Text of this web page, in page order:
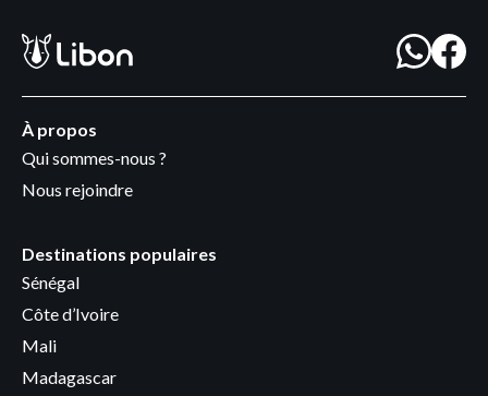
À propos
Qui sommes-nous ?
Nous rejoindre
Destinations populaires
Sénégal
Côte d’Ivoire
Mali
Madagascar